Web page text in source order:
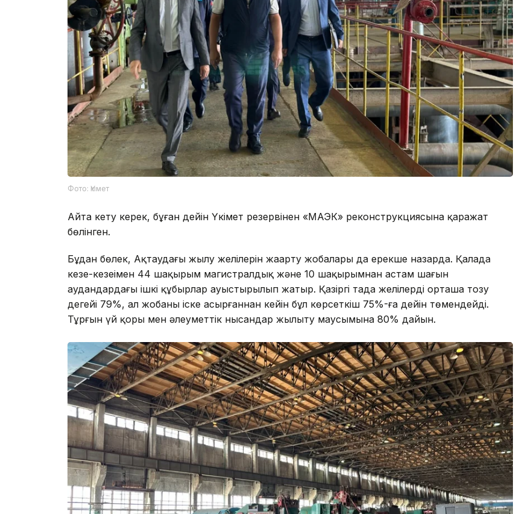
Фото: Үкімет
Айта кету керек, бұған дейін Үкімет резервінен «МАЭК» реконструкциясына қаражат
бөлінген.
Бұдан бөлек, Ақтаудағы жылу желілерін жаңарту жобалары да ерекше назарда. Қалада
кезең-кезеңімен 44 шақырым магистралдық және 10 шақырымнан астам шағын
аудандардағы ішкі құбырлар ауыстырылып жатыр. Қазіргі таңда желілердің орташа тозу
деңгейі 79%, ал жобаны іске асырғаннан кейін бұл көрсеткіш 75%-ға дейін төмендейді.
Тұрғын үй қоры мен әлеуметтік нысандар жылыту маусымына 80% дайын.